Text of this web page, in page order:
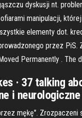
dyskusji nt.
manipulacji,
elementy dot.
przez
Permanently . The
· 37 talking
i
mękę".